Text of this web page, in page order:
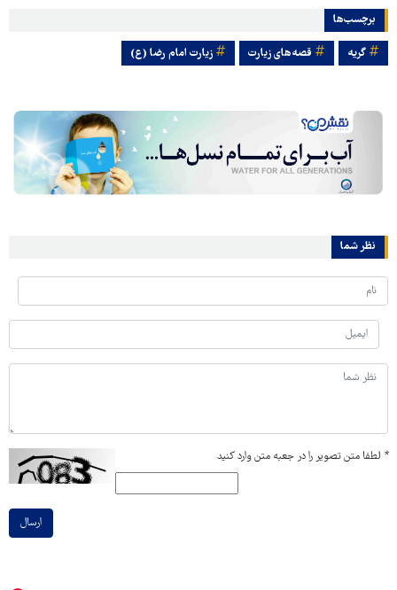
برچسب‌ها
گریه قصه‌های زیارت زیارت امام رضا (ع)
نظر شما
* لطفا متن تصویر را در جعبه متن وارد کنید
ارسال